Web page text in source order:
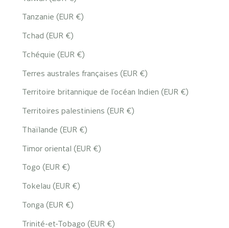
Tanzanie (EUR €)
Tchad (EUR €)
Tchéquie (EUR €)
Terres australes françaises (EUR €)
Territoire britannique de l’océan Indien (EUR €)
Territoires palestiniens (EUR €)
Thaïlande (EUR €)
Timor oriental (EUR €)
Togo (EUR €)
Tokelau (EUR €)
Tonga (EUR €)
Trinité-et-Tobago (EUR €)